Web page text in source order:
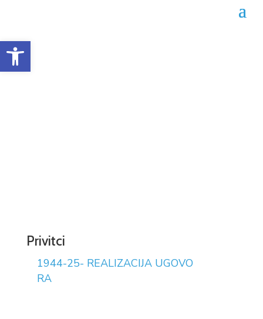
Open toolbar
Privitci
1944-25- REALIZACIJA UGOVO
RA